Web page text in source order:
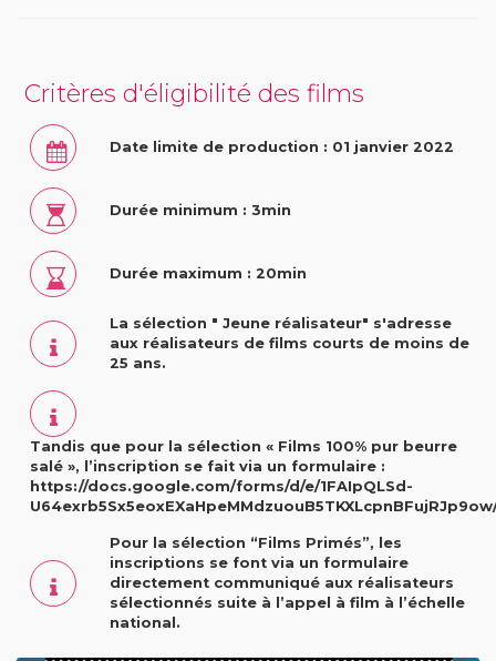
Critères d'éligibilité des films
Date limite de production : 01 janvier 2022
Durée minimum : 3min
Durée maximum : 20min
La sélection " Jeune réalisateur" s'adresse
aux réalisateurs de films courts de moins de
25 ans.
Tandis que pour la sélection « Films 100% pur beurre
salé », l’inscription se fait via un formulaire :
https://docs.google.com/forms/d/e/1FAIpQLSd-
Pour la sélection “Films Primés”, les
inscriptions se font via un formulaire
directement communiqué aux réalisateurs
sélectionnés suite à l’appel à film à l’échelle
national.